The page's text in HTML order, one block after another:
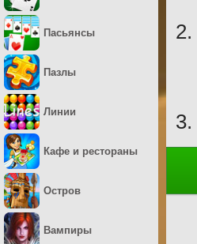
Пасьянсы
Пазлы
Линии
Кафе и рестораны
Остров
Вампиры